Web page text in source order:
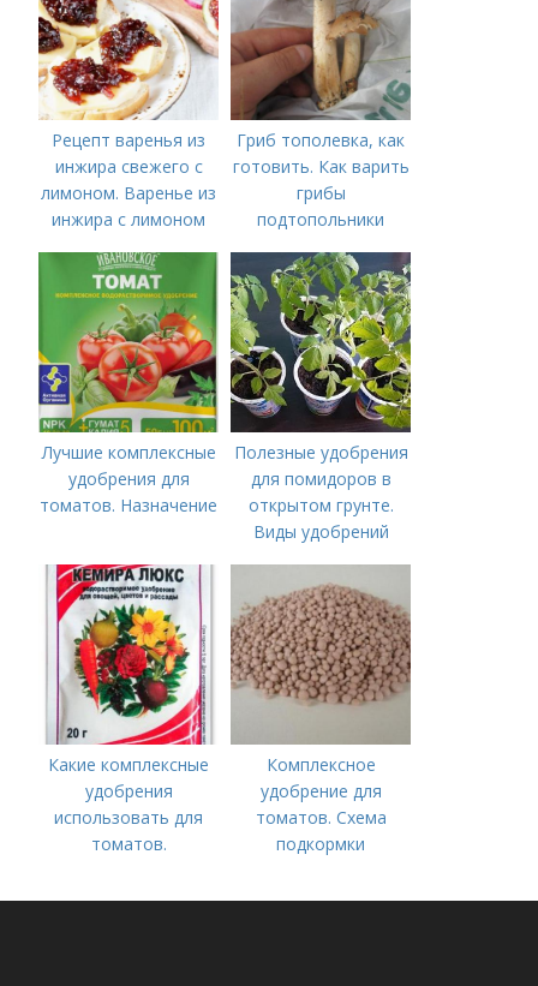
внесения в почву
Рецепт варенья из
инжира свежего с
лимоном. Варенье из
инжира с лимоном
Гриб тополевка, как
готовить. Как варить
грибы
подтопольники
Лучшие комплексные
удобрения для
томатов. Назначение
Полезные удобрения
для помидоров в
открытом грунте.
Виды удобрений
Какие комплексные
удобрения
использовать для
томатов.
комплексные
Комплексное
удобрение для
томатов. Схема
подкормки
рассады до сбора